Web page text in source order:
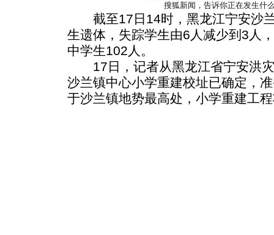
搜狐新闻，告诉你正在发生什
截至17日14时，黑龙江宁安沙兰
生遗体，失踪学生由6人减少到3人
中学生102人。
17日，记者从黑龙江省宁安洪灾
沙兰镇中心小学重建校址已确定，
于沙兰镇地势最高处，小学重建工